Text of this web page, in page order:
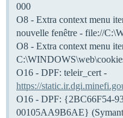
000
O8 - Extra context menu
nouvelle fenêtre - file://
O8 - Extra context menu
O16 - DPF: teleir_cert -
https://
O16 - DPF: {2BC66F54-
00105AA9B6AE}